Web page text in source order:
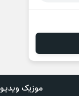
موزیک ویدیو